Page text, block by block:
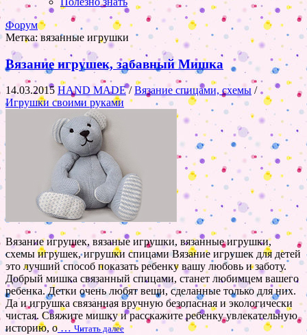
Форум
Метка:вязанные игрушки
Вязание игрушек, забавный Мишка
14.03.2015 HAND MADE/Вязание спицами, схемы /
Игрушки своими руками
Вязание игрушек, вязаные игрушки, вязанные игрушки,
схемы игрушек, игрушки спицами Вязание игрушек для детей
это лучший способ показать ребенку вашу любовь и заботу.
Добрый мишка связанный спицами, станет любимцем вашего
ребенка. Детки очень любят вещи, сделанные только для них.
Да и игрушка связанная вручную безопасная и экологически
чистая. Свяжите мишку и расскажите ребенку увлекательную
историю, о … Читать далее